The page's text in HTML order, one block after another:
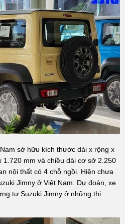
sở hữu kích thước dài x rộng x
mm và chiều dài cơ sở 2.250
nội thất có 4 chỗ ngồi. Hiện chưa
Jimny ở Việt Nam. Dự đoán, xe
tự Suzuki Jimny ở những thị